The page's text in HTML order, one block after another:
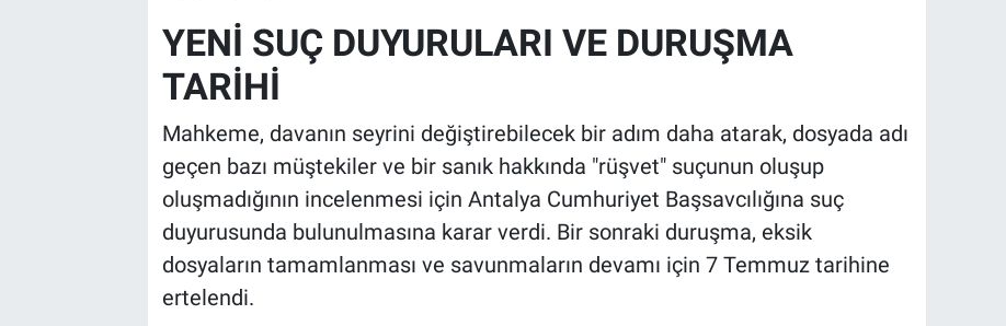
YENİ SUÇ DUYURULARI VE DURUŞMA
TARİHİ
Mahkeme, davanın seyrini değiştirebilecek bir adım daha atarak, dosyada adı
geçen bazı müştekiler ve bir sanık hakkında "rüşvet" suçunun oluşup
oluşmadığının incelenmesi için Antalya Cumhuriyet Başsavcılığına suç
duyurusunda bulunulmasına karar verdi. Bir sonraki duruşma, eksik
dosyaların tamamlanması ve savunmaların devamı için 7 Temmuz tarihine
ertelendi.